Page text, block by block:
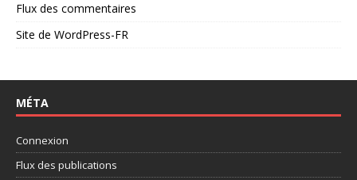
Flux des commentaires
Site de WordPress-FR
MÉTA
Connexion
Flux des publications